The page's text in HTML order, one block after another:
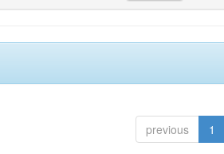
previous 1